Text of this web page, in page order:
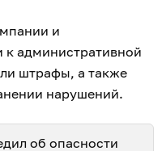
и
к административной
штрафы, а также
нарушений.
об опасности